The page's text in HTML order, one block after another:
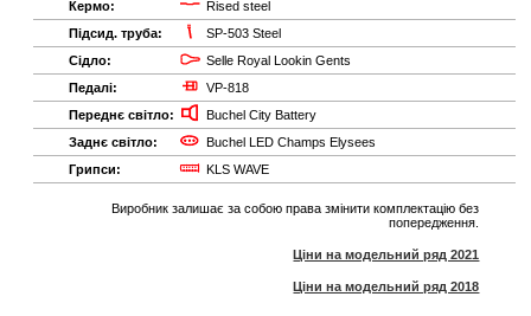
Кермо:
Rised steel
Підсид. труба:
SP-503 Steel
Сідло:
Selle Royal Lookin Gents
Педалі:
VP-818
Переднє світло:
Buchel City Battery
Заднє світло:
Buchel LED Champs Elysees
Грипси:
KLS WAVE
Виробник залишає за собою права змінити комплектацію без
попередження.
Ціни на модельний ряд 2021
Ціни на модельний ряд 2018